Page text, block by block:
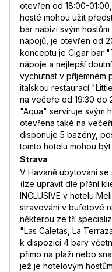
otevřen od 18:00-
hosté mohou užít
bar nabízí svým
nápojů, je otevřen od
konceptu je Cigar bar
nápoje a nejlepší
vychutnat v příjemném
italskou restaurací
na večeře od 19:30 do
"Aqua" servíruje svým
otevřena také na
disponuje 5 bazény,
tomto hotelu mohou
Strava
V Havaně ubytování se
(lze upravit dle přání
INCLUSIVE v hotelu
stravování v bufetové
některou ze tří
"Las Caletas, La
k dispozici 4 bary
přímo na pláži nebo
jež je hotelovým